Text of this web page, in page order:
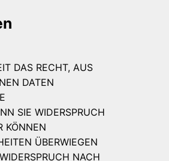
DAS RECHT, AUS
DATEN
SIE WIDERSPRUCH
KÖNNEN
ÜBERWIEGEN
NACH